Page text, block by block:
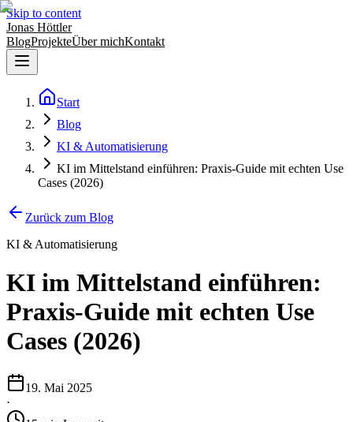
Skip to content
Jonas Höttler
BlogProjekteÜber michKontakt
Start
Blog
KI & Automatisierung
KI im Mittelstand einführen: Praxis-Guide mit echten Use
Cases (2026)
Zurück zum Blog
KI & Automatisierung
KI im Mittelstand einführen:
Praxis-Guide mit echten Use
Cases (2026)
19. Mai 2025
·